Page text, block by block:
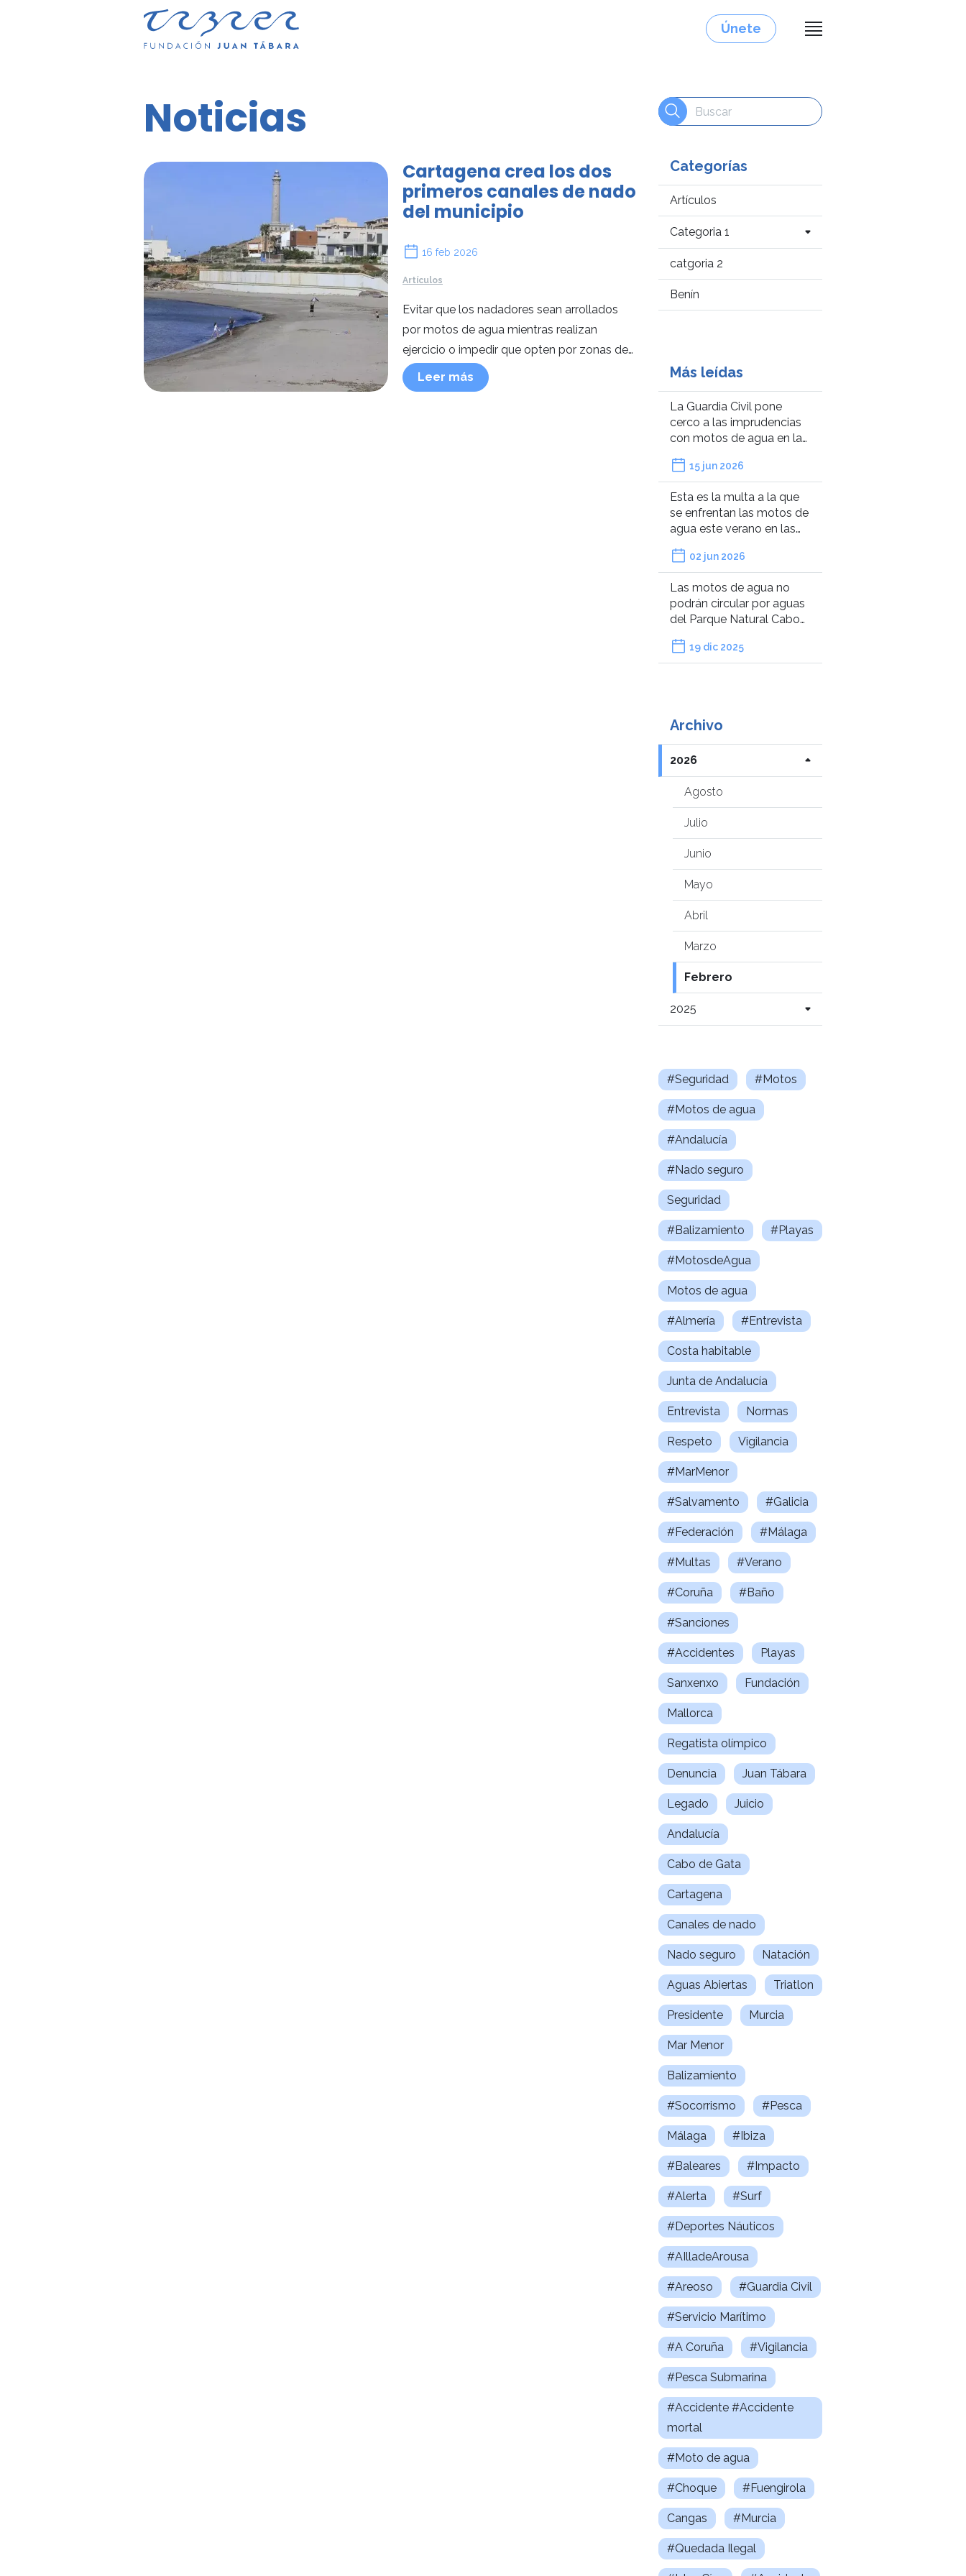
Únete
Categorías
Artículos
Categoria 1
catgoria 2
Benín
Más leídas
La Guardia Civil pone
cerco a las imprudencias
con motos de agua en las
velocidad impide que
veas personas en el agua”
15 jun 2026
Esta es la multa a la que
se enfrentan las motos de
agua este verano en las
respetan la distancia con
los bañistas
02 jun 2026
Las motos de agua no
podrán circular por aguas
del Parque Natural Cabo
19 dic 2025
Archivo
2026
Agosto
Julio
Junio
Mayo
Abril
Marzo
Febrero
2025
#Seguridad #Motos
#Motos de agua
#Andalucía
#Nado seguro
Seguridad
#Balizamiento #Playas
#MotosdeAgua
Motos de agua
#Almería #Entrevista
Costa habitable
Junta de Andalucía
Entrevista Normas
Respeto Vigilancia
#MarMenor
#Salvamento #Galicia
#Federación #Málaga
#Multas #Verano
#Coruña #Baño
#Sanciones
#Accidentes Playas
Sanxenxo Fundación
Mallorca
Regatista olímpico
Denuncia Juan Tábara
Legado Juicio
Andalucía
Cabo de Gata
Cartagena
Canales de nado
Nado seguro Natación
Aguas Abiertas Triatlon
Presidente Murcia
Mar Menor
Balizamiento
#Socorrismo #Pesca
Málaga #Ibiza
#Baleares #Impacto
#Alerta #Surf
#Deportes Náuticos
#AIlladeArousa
#Areoso #Guardia Civil
#Servicio Marítimo
#A Coruña #Vigilancia
#Pesca Submarina
#Accidente #Accidente
mortal
#Moto de agua
#Choque #Fuengirola
Cangas #Murcia
#Quedada Ilegal
Noticias
Cartagena crea los dos
primeros canales de nado
del municipio
16 feb 2026
Artículos
Evitar que los nadadores sean arrollados
por motos de agua mientras realizan
ejercicio o impedir que opten por zonas de
la playa en la que sean frecuentes las
corrientes.
Leer más